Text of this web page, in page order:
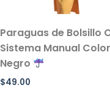
Paraguas de Bolsillo
Sistema Manual Color
Negro
$49.00